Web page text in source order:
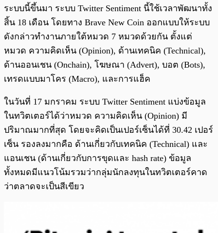
ระบบนี้ขึ้นมา ระบบ Twitter Sentiment นี้ใช้เวลาพัฒนาทั้ง
สิ้น 18 เดือน โดยทาง Brave New Coin ออกแบบให้ระบบ
ดังกล่าวทำงานภายใต้หมวด 7 หมวดด้วยกัน ตั้งแต่
หมวด ความคิดเห็น (Opinion), ด้านเทคนิค (Technical),
ด้านออนเชน (Onchain), โฆษณา (Advert), บอต (Bots),
เทรดแบบมาโคร (Macro), และการแฮ็ค
ในวันที่ 17 มกราคม ระบบ Twitter Sentiment แบ่งข้อมูล
ในทวิตเตอร์ได้ว่าหมวด ความคิดเห็น (Opinion) มี
ปริมาณมากที่สุด โดยจะคิดเป็นเปอร์เซ็นได้ที่ 30.42 เปอร์
เซ็น รองลงมากคือ ด้านเกี่ยวกับเทคนิค (Technical) และ
แอนเชน (ด้านเกี่ยวกับการขุดและ hash rate) ข้อมูล
ทั้งหมดมีแนวโน้มรวมว่ากลุ่มนักลงทุนในทวิตเตอร์คาด
ว่าตลาดจะเป็นสีเขียว